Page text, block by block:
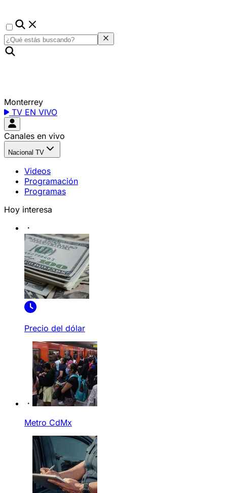
Monterrey
TV EN VIVO
Canales en vivo
Nacional TV
Videos
Programación
Programas
Hoy interesa
Precio del dólar
Metro CdMx